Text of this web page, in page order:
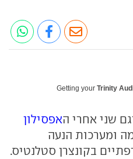
Getting your Trinity
שני אחרי האפסילון
ומערכות הנעה
בקונצרן סטלנטיס.